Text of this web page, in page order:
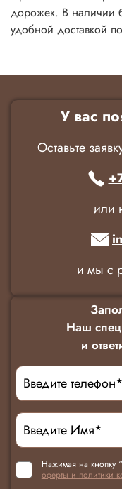
дорожек. В наличии
удобной доставкой
У вас
Оставьте
или
и мы с
Наш
и
Нажимая на кнопку
оферты и политики